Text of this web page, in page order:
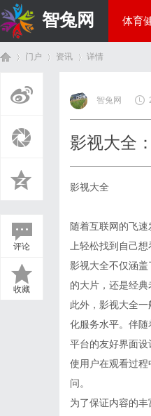
智兔网 体育
门户 资讯
›
详情
评论
收藏
智兔网
影视大全
影视大全
随着互联网的飞
上轻松找到自己
影视大全不仅涵
的大片，还是经
此外，影视大全
化服务水平。伴
平台的友好界面
使用户在观看过
问。
为了保证内容的